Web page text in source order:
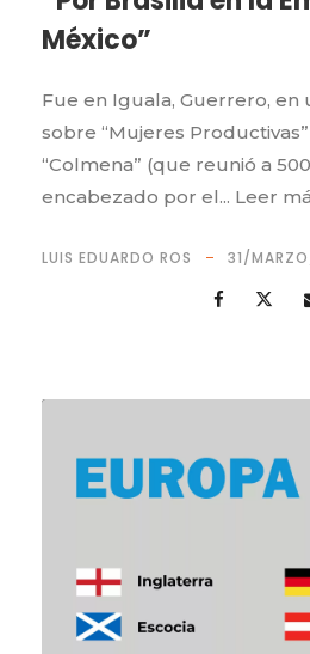
México”
Fue en Iguala, Guerrero, en
sobre “Mujeres
“Colmena” (que reunió a
encabezado por el... Leer
LUIS EDUARDO ROS 31/